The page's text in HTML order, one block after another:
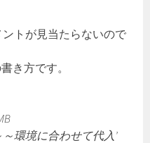
トが見当たらないので
き方です。
～環境に合わせて代入’